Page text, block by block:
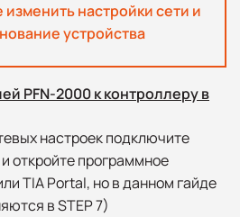
настройки сети и
устройства
PFN-2000 к контроллеру в
настроек подключите
откройте программное
TIA Portal, но в данном гайде
в STEP 7)